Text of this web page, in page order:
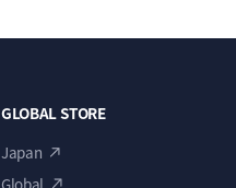
GLOBAL STORE
Japan
Global